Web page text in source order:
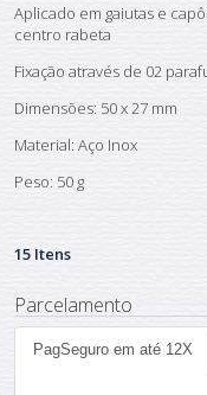
Aplicado em gaiutas e
centro rabeta
Fixação através de 02
Dimensões: 50 x 27 mm
Material: Aço Inox
Peso: 50 g
15 Itens
Parcelamento
PagSeguro em até 12X